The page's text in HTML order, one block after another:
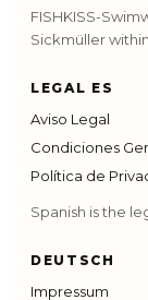
FISHKISS-
Sickmüller
LEGAL ES
Aviso Legal
Condiciones
Política de
Spanish is the
DEUTSCH
Impressum